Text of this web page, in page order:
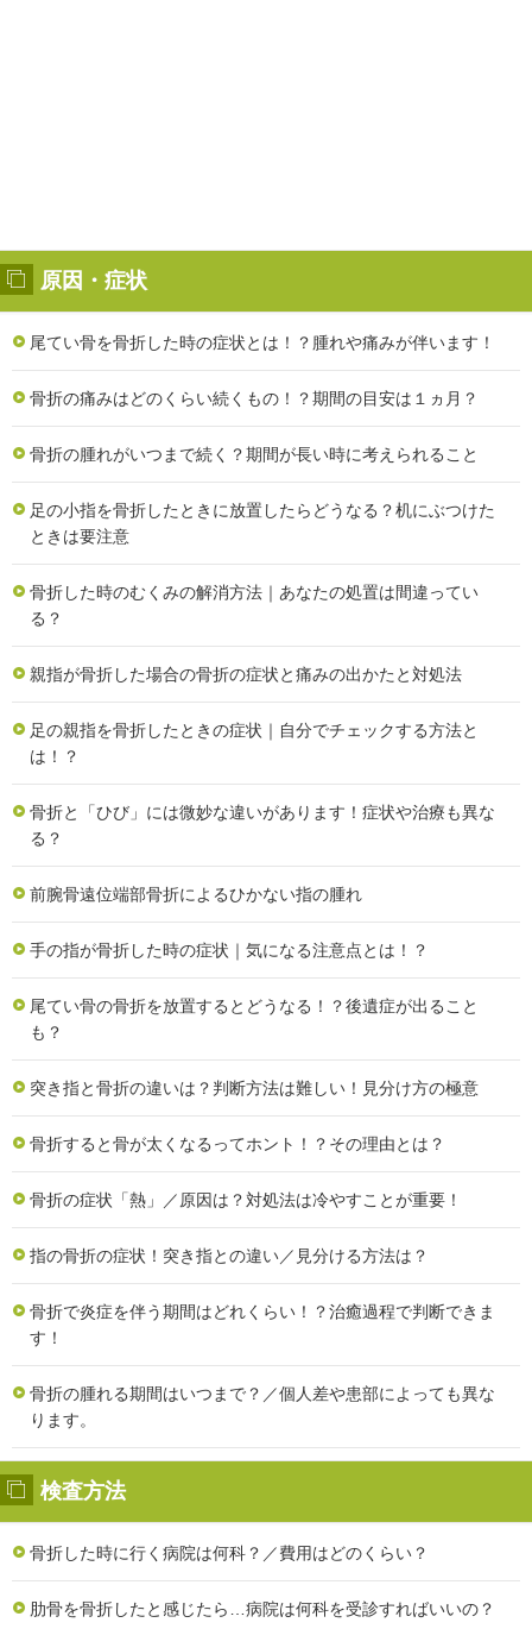
原因・症状
尾てい骨を骨折した時の症状とは！？腫れや痛みが伴います！
骨折の痛みはどのくらい続くもの！？期間の目安は１ヵ月？
骨折の腫れがいつまで続く？期間が長い時に考えられること
足の小指を骨折したときに放置したらどうなる？机にぶつけた
ときは要注意
骨折した時のむくみの解消方法｜あなたの処置は間違ってい
る？
親指が骨折した場合の骨折の症状と痛みの出かたと対処法
足の親指を骨折したときの症状｜自分でチェックする方法と
は！？
骨折と「ひび」には微妙な違いがあります！症状や治療も異な
る？
前腕骨遠位端部骨折によるひかない指の腫れ
手の指が骨折した時の症状｜気になる注意点とは！？
尾てい骨の骨折を放置するとどうなる！？後遺症が出ること
も？
突き指と骨折の違いは？判断方法は難しい！見分け方の極意
骨折すると骨が太くなるってホント！？その理由とは？
骨折の症状「熱」／原因は？対処法は冷やすことが重要！
指の骨折の症状！突き指との違い／見分ける方法は？
骨折で炎症を伴う期間はどれくらい！？治癒過程で判断できま
す！
骨折の腫れる期間はいつまで？／個人差や患部によっても異な
ります。
検査方法
骨折した時に行く病院は何科？／費用はどのくらい？
肋骨を骨折したと感じたら…病院は何科を受診すればいいの？